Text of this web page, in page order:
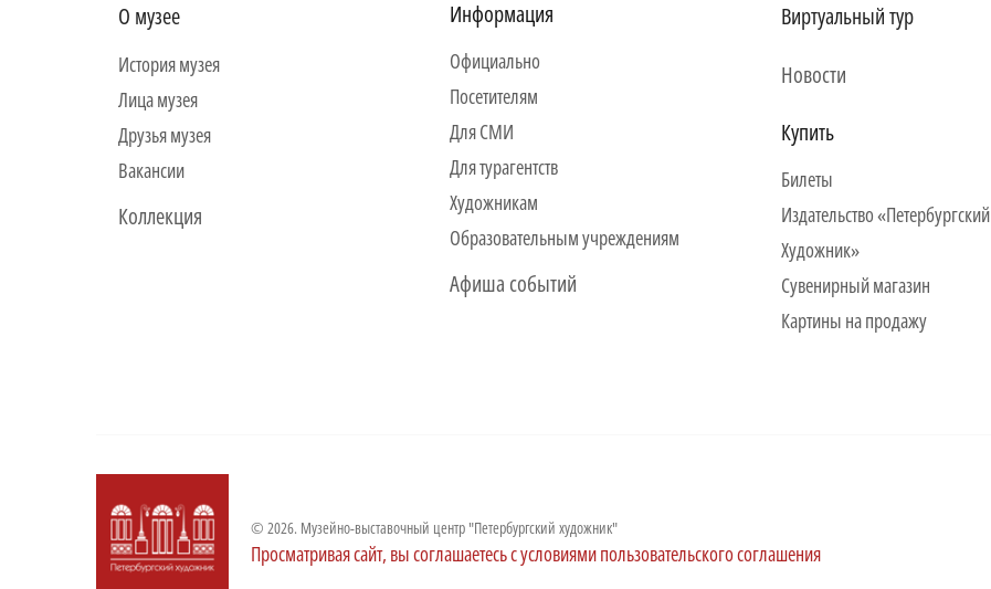
О музее
История музея
Лица музея
Друзья музея
Вакансии
Коллекция
Информация
Официально
Посетителям
Для СМИ
Для турагентств
Художникам
Образовательным учреждениям
Афиша событий
Виртуальный тур
Новости
Купить
Билеты
Издательство «Петербургский
Художник»
Сувенирный магазин
Картины на продажу
© 2026. Музейно-выставочный центр "Петербургский художник"
Просматривая сайт, вы соглашаетесь с условиями пользовательского соглашения